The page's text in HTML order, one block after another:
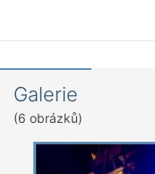
Galerie
(6 obrázků)